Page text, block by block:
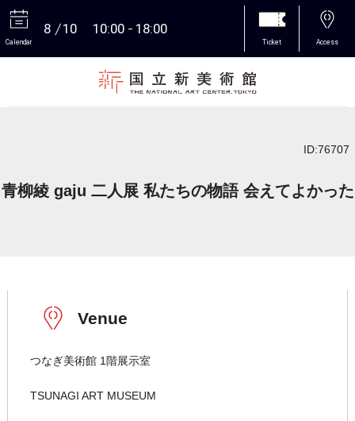
Calendar
8 10 10:00 18:00
Ticket Access
ID:76707
青柳綾 gaju 二人展 私たちの物語 会えてよかった
Venue
つなぎ美術館 1階展示室
TSUNAGI ART MUSEUM